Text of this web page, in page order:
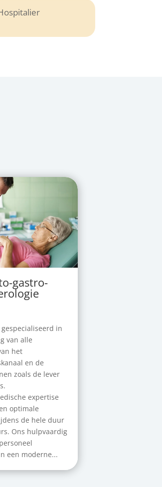
gastro-
in
van alle
het
en de
zoals de lever
expertise
optimale
de hele duur
Ons hulpvaardig
een moderne...